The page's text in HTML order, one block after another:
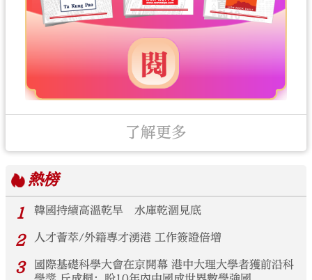
了解更多
熱榜
1
韓國持續高溫乾旱 水庫乾涸見底
2 人才薈萃/外籍專才湧港 工作簽證倍增
3
國際基礎科學大會在京開幕 港中大理大學者獲前沿科